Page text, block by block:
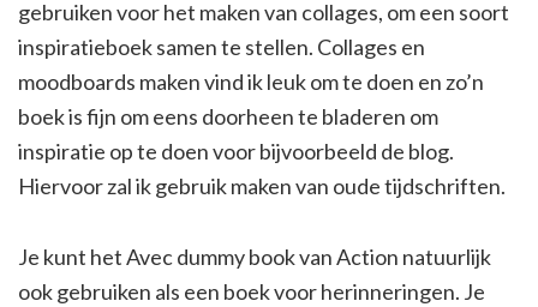
gebruiken voor het maken van collages, om een soort
inspiratieboek samen te stellen. Collages en
moodboards maken vind ik leuk om te doen en zo’n
boek is fijn om eens doorheen te bladeren om
inspiratie op te doen voor bijvoorbeeld de blog.
Hiervoor zal ik gebruik maken van oude tijdschriften.
Je kunt het Avec dummy book van Action natuurlijk
ook gebruiken als een boek voor herinneringen. Je